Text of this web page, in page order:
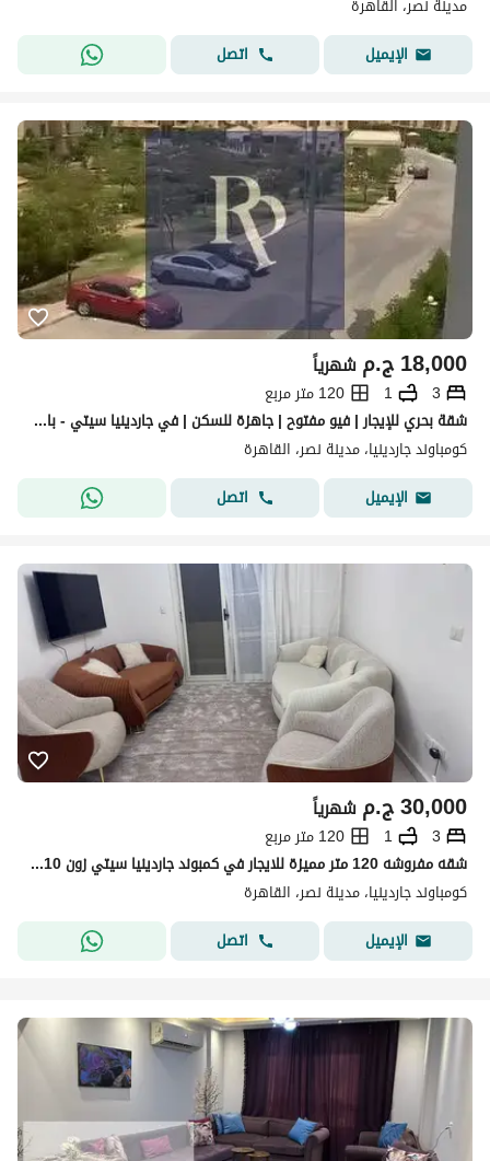
مدينة نصر، القاهرة
الإيميل
اتصل
ج.م18,000 شهرياً
3
1
120 متر مربع
شقة بحري للإيجار | فيو مفتوح | جاهزة للسكن | في جاردينيا سيتي - بالقرب من طريق السويس ومول سيتي سنتر الماظة
كومباوند جاردينيا، مدينة نصر، القاهرة
الإيميل
اتصل
ج.م30,000 شهرياً
3
1
120 متر مربع
شقه مفروشه 120 متر مميزة للايجار في كمبوند جاردينيا سيتي زون 10 مدينه نصر بالقرب من المحاور الرئيسية
كومباوند جاردينيا، مدينة نصر، القاهرة
الإيميل
اتصل